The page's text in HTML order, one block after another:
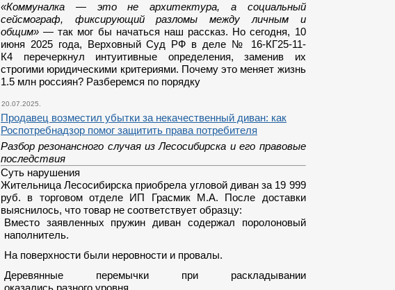
«Коммуналка — это не архитектура, а социальный
сейсмограф, фиксирующий разломы между личным и
общим» — так мог бы начаться наш рассказ. Но сегодня, 10
июня 2025 года, Верховный Суд РФ в деле № 16-КГ25-11-
К4 перечеркнул интуитивные определения, заменив их
строгими юридическими критериями. Почему это меняет жизнь
1.5 млн россиян? Разберемся по порядку
20.07.2025.
Продавец возместил убытки за некачественный диван: как
Роспотребнадзор помог защитить права потребителя
Разбор резонансного случая из Лесосибирска и его правовые
последствия
Суть нарушения
Жительница Лесосибирска приобрела угловой диван за 19 999
руб. в торговом отделе ИП Грасмик М.А. После доставки
выяснилось, что товар не соответствует образцу:
Вместо заявленных пружин диван содержал поролоновый
наполнитель.
На поверхности были неровности и провалы.
Деревянные перемычки при раскладывании
оказались разного уровня